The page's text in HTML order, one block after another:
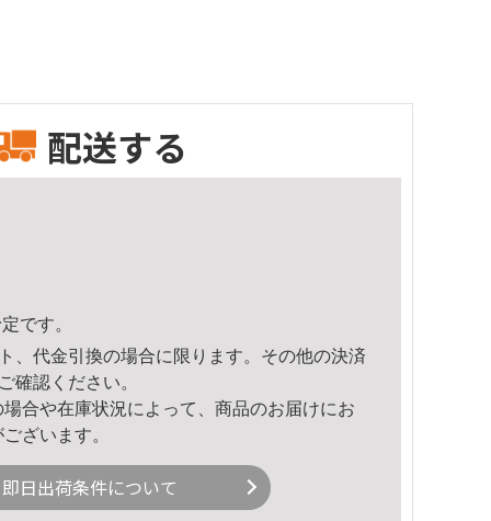
配送する
です。
、代金引換の場合に限ります。その他の決済
確認ください。
合や在庫状況によって、商品のお届けにお
ざいます。
即日出荷条件について